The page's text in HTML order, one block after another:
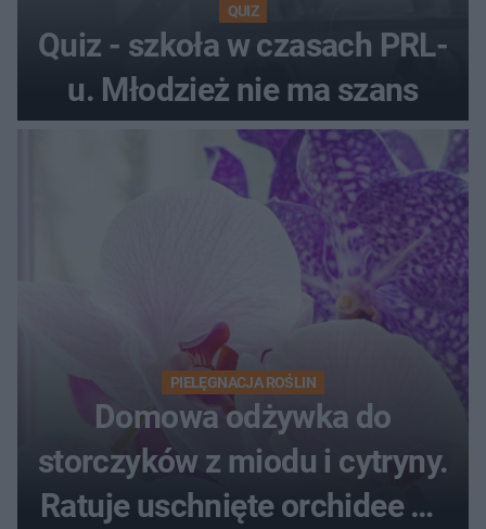
QUIZ
Quiz - szkoła w czasach PRL-
u. Młodzież nie ma szans
PIELĘGNACJA ROŚLIN
Domowa odżywka do
storczyków z miodu i cytryny.
Ratuje uschnięte orchidee po